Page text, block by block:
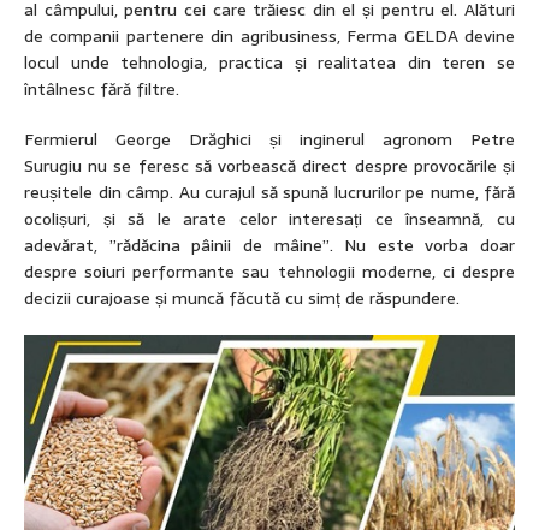
al câmpului, pentru cei care trăiesc din el și pentru el. Alături
de companii partenere din agribusiness, Ferma GELDA devine
locul unde tehnologia, practica și realitatea din teren se
întâlnesc fără filtre.
Fermierul George Drăghici și inginerul agronom Petre
Surugiu nu se feresc să vorbească direct despre provocările și
reușitele din câmp. Au curajul să spună lucrurilor pe nume, fără
ocolișuri, și să le arate celor interesați ce înseamnă, cu
adevărat, ”rădăcina pâinii de mâine”. Nu este vorba doar
despre soiuri performante sau tehnologii moderne, ci despre
decizii curajoase și muncă făcută cu simț de răspundere.